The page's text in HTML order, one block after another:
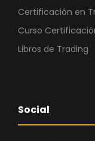
Certificación en
Curso
Libros de Trading
Social